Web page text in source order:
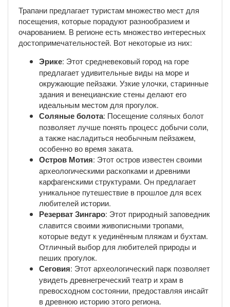
Трапани предлагает туристам множество мест для
посещения, которые порадуют разнообразием и
очарованием. В регионе есть множество интересных
достопримечательностей. Вот некоторые из них:
Эрике: Этот средневековый город на горе
предлагает удивительные виды на море и
окружающие пейзажи. Узкие улочки, старинные
здания и венецианские стены делают его
идеальным местом для прогулок.
Соляные болота: Посещение соляных болот
позволяет лучше понять процесс добычи соли,
а также насладиться необычным пейзажем,
особенно во время заката.
Остров Мотия: Этот остров известен своими
археологическими раскопками и древними
карфагенскими структурами. Он предлагает
уникальное путешествие в прошлое для всех
любителей истории.
Резерват Зингаро: Этот природный заповедник
славится своими живописными тропами,
которые ведут к уединённым пляжам и бухтам.
Отличный выбор для любителей природы и
пеших прогулок.
Сеговия: Этот археологический парк позволяет
увидеть древнегреческий театр и храм в
превосходном состоянии, предоставляя инсайт
в древнюю историю этого региона.